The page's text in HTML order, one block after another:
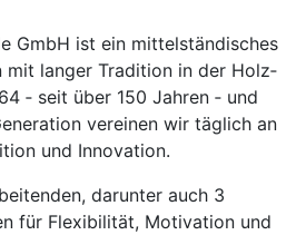
GmbH ist ein mittelständisches
mit langer Tradition in der Holz­
‐ seit über 150 Jahren ‐ und
vereinen wir täglich an
und Innovation.
darunter auch 3
für Flexibilität, Motivation und